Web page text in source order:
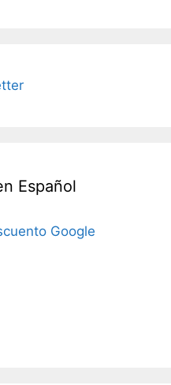
Español
Google